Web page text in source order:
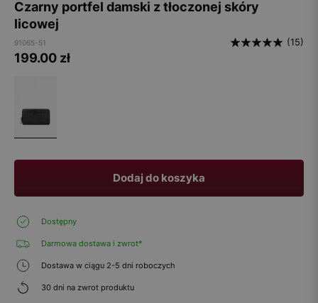
Czarny portfel damski z tłoczonej skóry
licowej
91065-51 (15)
199.00 zł
Dodaj do koszyka
Dostępny
Darmowa dostawa i zwrot*
Dostawa w ciągu 2-5 dni roboczych
30 dni na zwrot produktu